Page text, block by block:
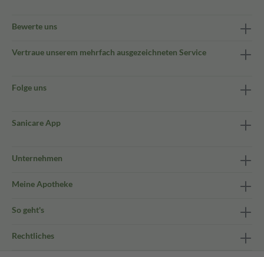
Bewerte uns
Vertraue unserem mehrfach ausgezeichneten Service
Folge uns
Sanicare App
Unternehmen
Meine Apotheke
So geht's
Rechtliches